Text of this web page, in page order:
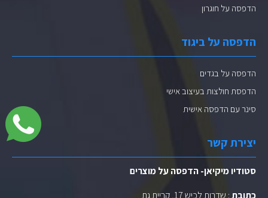
הדפסה על חוגרון
הדפסה על ביגוד
הדפסה על בגדים
הדפסת חולצות בעיצוב אישי
סינר עם הדפסה אישית
יצירת קשר
סטודיו מיקיאן- הדפסה על מוצרים
כתובת: שדרות לכיש 17, קריית גת